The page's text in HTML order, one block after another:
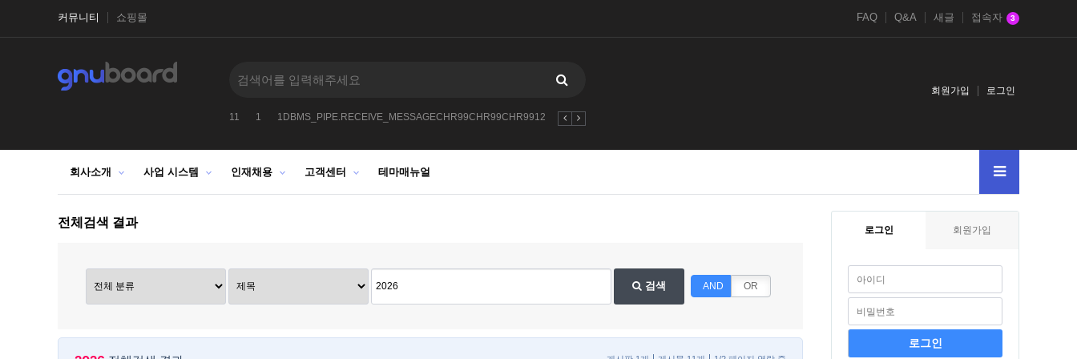
커뮤니티 쇼핑몰 FAQ Q&A 새글 접속자 3
11 1 1DBMS_PIPE.RECEIVE_MESSAGECHR99CHR99CHR9912 2026
회원가입 로그인
회사소개 사업 시스템 인재채용 고객센터 테마매뉴얼
전체검색 결과
검색 AND OR
로그인 회원가입